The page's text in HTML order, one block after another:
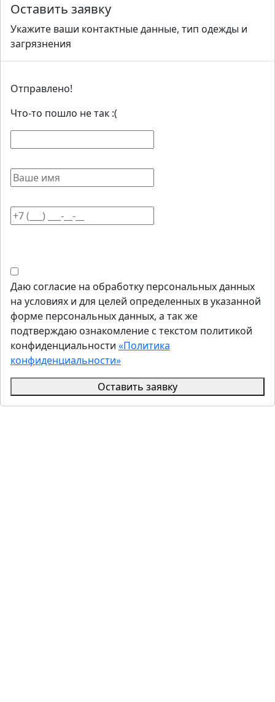
Оставить заявку
Укажите ваши контактные данные, тип одежды и
загрязнения
Отправлено!
Что-то пошло не так :(
Даю согласие на обработку персональных данных
на условиях и для целей определенных в указанной
форме персональных данных, а так же
подтверждаю ознакомление с текстом политикой
конфиденциальности «Политика
конфиденциальности»
Оставить заявку